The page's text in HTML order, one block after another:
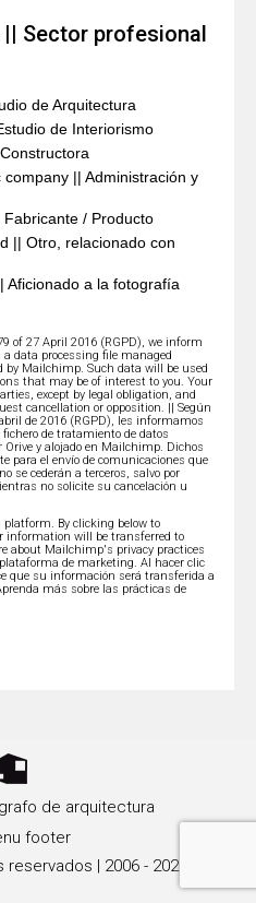
Sector profesional
de Arquitectura
de Interiorismo
|| Administración y
/ Producto
|| Otro, relacionado con
Aficionado a la fotografía
of 27 April 2016 (RGPD), we inform
data processing file managed
by Mailchimp. Such data will be used
that may be of interest to you. Your
except by legal obligation, and
cancellation or opposition. || Según
de 2016 (RGPD), les informamos
de tratamiento de datos
y alojado en Mailchimp. Dichos
para el envío de comunicaciones que
se cederán a terceros, salvo por
no solicite su cancelación u
By clicking below to
information will be transferred to
about Mailchimp's privacy practices
de marketing. Al hacer clic
que su información será transferida a
más sobre las prácticas de
de arquitectura
footer
| 2006 - 2026